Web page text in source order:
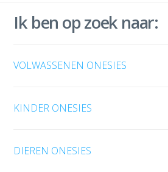
Ik ben op zoek naar:
VOLWASSENEN ONESIES
KINDER ONESIES
DIEREN ONESIES